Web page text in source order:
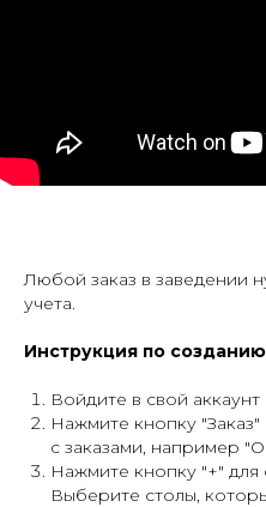
Любой заказ в заведении
учета.
Инструкция по созданию
Войдите в свой
Нажмите кнопку
с заказами, например
Нажмите кнопку "+" для
Выберите столы,